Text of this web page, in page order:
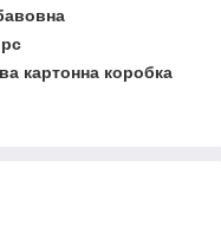
картонна коробка